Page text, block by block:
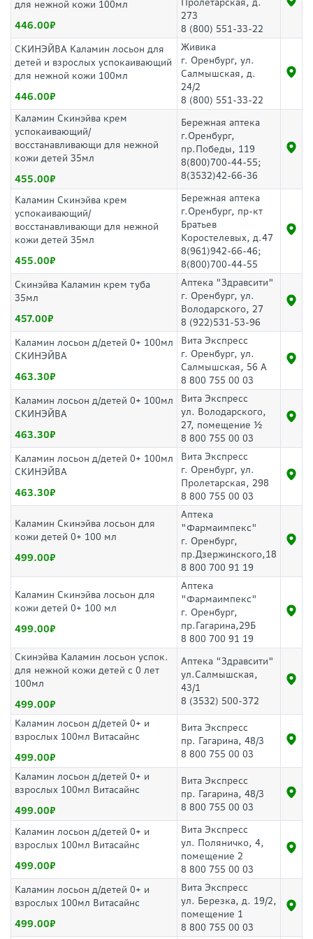
для нежной кожи 100мл
446.00
Пролетарская, д.
273
8 (800) 551-33-22
СКИНЭЙВА Каламин лосьон для
детей и взрослых успокаивающий
для нежной кожи 100мл
446.00
Живика
г. Оренбург, ул.
Салмышская, д.
24/2
8 (800) 551-33-22
Каламин Скинэйва крем
успокаивающий/
восстанавливающи для нежной
кожи детей 35мл
455.00
Бережная аптека
г.Оренбург,
пр.Победы, 119
8(800)700-44-55;
8(3532)42-66-36
Каламин Скинэйва крем
успокаивающий/
восстанавливающи для нежной
кожи детей 35мл
455.00
Бережная аптека
г.Оренбург, пр-кт
Братьев
Коростелевых, д.47
8(961)942-66-46;
8(800)700-44-55
Скинэйва Каламин крем туба
35мл
457.00
Аптека "Здравсити"
г. Оренбург, ул.
Володарского, 27
8 (922)531-53-96
Каламин лосьон д/детей 0+ 100мл
СКИНЭЙВА
463.30
Вита Экспресс
г. Оренбург, ул.
Салмышская, 56 А
8 800 755 00 03
Каламин лосьон д/детей 0+ 100мл
СКИНЭЙВА
463.30
Вита Экспресс
ул. Володарского,
27, помещение ½
8 800 755 00 03
Каламин лосьон д/детей 0+ 100мл
СКИНЭЙВА
463.30
Вита Экспресс
г. Оренбург, ул.
Пролетарская, 298
8 800 755 00 03
Каламин Скинэйва лосьон для
кожи детей 0+ 100 мл
499.00
Аптека
"Фармаимпекс"
г. Оренбург,
пр.Дзержинского,18
8 800 700 91 19
Каламин Скинэйва лосьон для
кожи детей 0+ 100 мл
499.00
Аптека
"Фармаимпекс"
г. Оренбург,
пр.Гагарина,29Б
8 800 700 91 19
Скинэйва Каламин лосьон успок.
для нежной кожи детей с 0 лет
100мл
499.00
Аптека "Здравсити"
ул.Салмышская,
43/1
8 (3532) 500-372
Каламин лосьон д/детей 0+ и
взрослых 100мл Витасайнс
499.00
Вита Экспресс
пр. Гагарина, 48/3
8 800 755 00 03
Каламин лосьон д/детей 0+ и
взрослых 100мл Витасайнс
499.00
Вита Экспресс
пр. Гагарина, 48/3
8 800 755 00 03
Каламин лосьон д/детей 0+ и
взрослых 100мл Витасайнс
499.00
Вита Экспресс
ул. Поляничко, 4,
помещение 2
8 800 755 00 03
Каламин лосьон д/детей 0+ и
взрослых 100мл Витасайнс
499.00
Вита Экспресс
ул. Березка, д. 19/2,
помещение 1
8 800 755 00 03